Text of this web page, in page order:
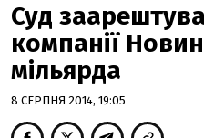
Суд
компанії
мільярда
8 СЕРПНЯ 2014, 19:05